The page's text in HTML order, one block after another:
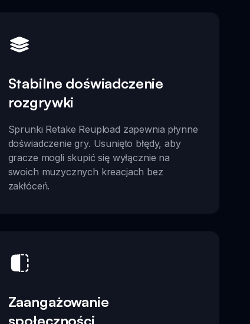
Stabilne doświadczenie
rozgrywki
Sprunki Retake Reupload zapewnia płynne
doświadczenie gry. Usunięto błędy, aby
gracze mogli skupić się wyłącznie na
swoich muzycznych kreacjach bez
zakłóceń.
Zaangażowanie
społeczności